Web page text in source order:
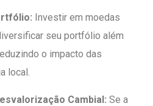
Investir em moedas
seu portfólio além
o impacto das
local.
Cambial: Se a